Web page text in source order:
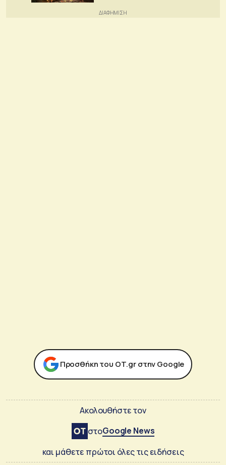
Προσθήκη του ΟΤ.gr στην Google
Ακολουθήστε τον
στοGoogle News
και μάθετε πρώτοι όλες τις ειδήσεις